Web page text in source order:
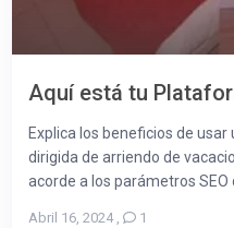
Aquí está tu
Explica los beneficios de
dirigida de arriendo de
acorde a los parámetros SEO
Abril 16, 2024, 1